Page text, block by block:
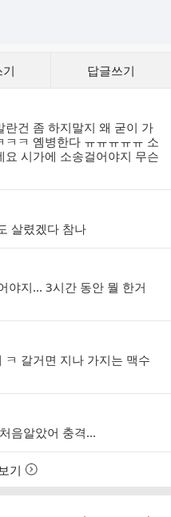
답글쓰기
건 좀 하지말지 왜 굳이 가
ㅋ 옘병한다 ㅠㅠㅠㅠㅠ 소
시가에 소송걸어야지 무슨
살렸겠다 참나
야지... 3시간 동안 뭘 한거
갈거면 지나 가지는 맥수
음알았어 충격...
기